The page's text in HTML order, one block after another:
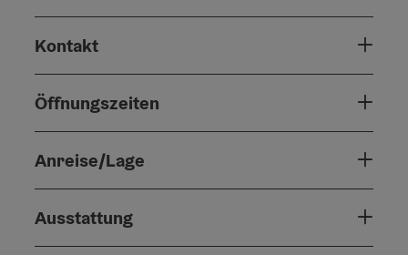
Kontakt
Öffnungszeiten
Anreise/Lage
Ausstattung